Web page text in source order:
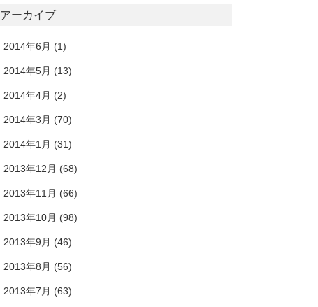
アーカイブ
2014年6月 (1)
2014年5月 (13)
2014年4月 (2)
2014年3月 (70)
2014年1月 (31)
2013年12月 (68)
2013年11月 (66)
2013年10月 (98)
2013年9月 (46)
2013年8月 (56)
2013年7月 (63)